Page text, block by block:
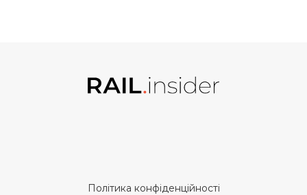
Політика конфіденційності